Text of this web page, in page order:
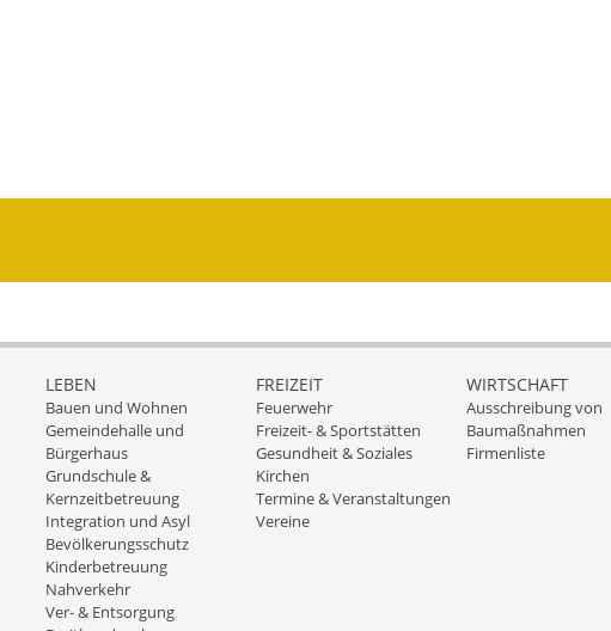
LEBEN
Bauen und Wohnen
Gemeindehalle und
Bürgerhaus
Grundschule &
Kernzeitbetreuung
Integration und Asyl
Bevölkerungsschutz
Kinderbetreuung
Nahverkehr
Ver- & Entsorgung
FREIZEIT
Feuerwehr
Freizeit- & Sportstätten
Gesundheit & Soziales
Kirchen
Termine & Veranstaltungen
Vereine
WIRTSCHAFT
Ausschreibung von
Baumaßnahmen
Firmenliste